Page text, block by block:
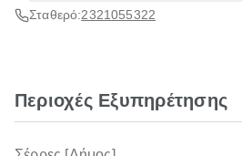
Σταθερό:2321055322
Περιοχές Εξυπηρέτησης